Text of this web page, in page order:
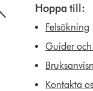
Hoppa till:
Felsökning
Guider
Kontakta